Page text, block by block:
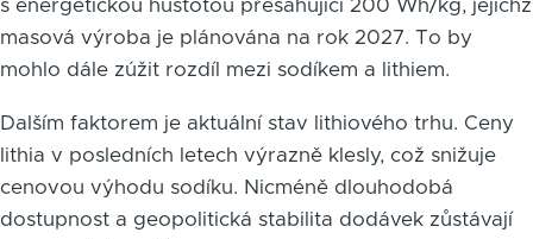
s energetickou hustotou přesahující 200 Wh/kg, jejichž
masová výroba je plánována na rok 2027. To by
mohlo dále zúžit rozdíl mezi sodíkem a lithiem.
Dalším faktorem je aktuální stav lithiového trhu. Ceny
lithia v posledních letech výrazně klesly, což snižuje
cenovou výhodu sodíku. Nicméně dlouhodobá
dostupnost a geopolitická stabilita dodávek zůstávají